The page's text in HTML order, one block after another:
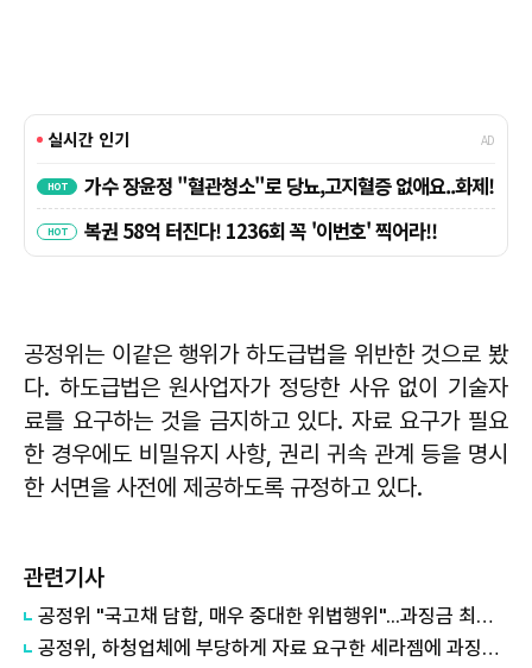
공정위는 이같은 행위가 하도급법을 위반한 것으로 봤
다. 하도급법은 원사업자가 정당한 사유 없이 기술자
료를 요구하는 것을 금지하고 있다. 자료 요구가 필요
한 경우에도 비밀유지 사항, 권리 귀속 관계 등을 명시
한 서면을 사전에 제공하도록 규정하고 있다.
관련기사
공정위 "국고채 담합, 매우 중대한 위법행위"...과징금 최대 15조원 전망
공정위, 하청업체에 부당하게 자료 요구한 세라젬에 과징금 4.3억원 부과